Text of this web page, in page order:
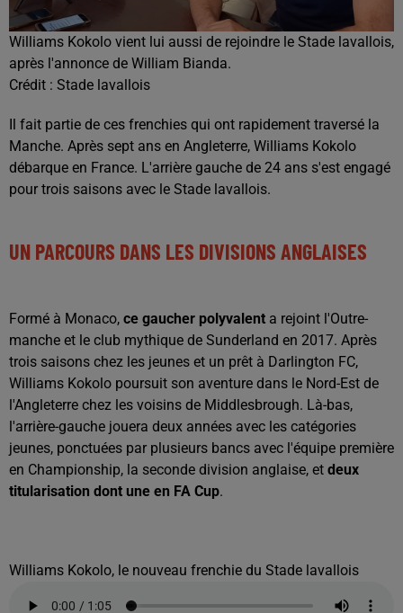
Williams Kokolo vient lui aussi de rejoindre le Stade lavallois,
après l'annonce de William Bianda.
Crédit : Stade lavallois
Il fait partie de ces frenchies qui ont rapidement traversé la
Manche. Après sept ans en Angleterre, Williams Kokolo
débarque en France. L'arrière gauche de 24 ans s'est engagé
pour trois saisons avec le Stade lavallois.
UN PARCOURS DANS LES DIVISIONS ANGLAISES
Formé à Monaco, ce gaucher polyvalent a rejoint l'Outre-
manche et le club mythique de Sunderland en 2017. Après
trois saisons chez les jeunes et un prêt à Darlington FC,
Williams Kokolo poursuit son aventure dans le Nord-Est de
l'Angleterre chez les voisins de Middlesbrough. Là-bas,
l'arrière-gauche jouera deux années avec les catégories
jeunes, ponctuées par plusieurs bancs avec l'équipe première
en Championship, la seconde division anglaise, et deux
titularisation dont une en FA Cup.
Williams Kokolo, le nouveau frenchie du Stade lavallois